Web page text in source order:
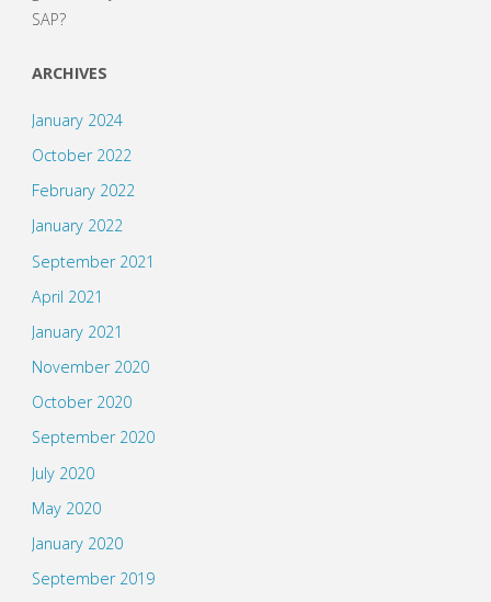
SAP?
ARCHIVES
January 2024
October 2022
February 2022
January 2022
September 2021
April 2021
January 2021
November 2020
October 2020
September 2020
July 2020
May 2020
January 2020
September 2019